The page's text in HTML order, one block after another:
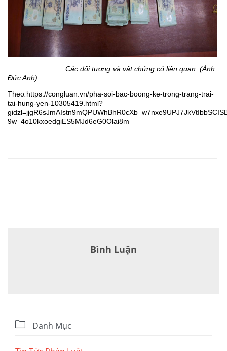
Các đối tượng và vật chứng có liên quan. (Ảnh:
Đức Anh)
Theo:https://congluan.vn/pha-soi-bac-boong-ke-trong-trang-trai-
tai-hung-yen-10305419.html?
9w_4o10kxoedgiES5MJd6eG0Olai8m
Bình Luận
 Danh Mục